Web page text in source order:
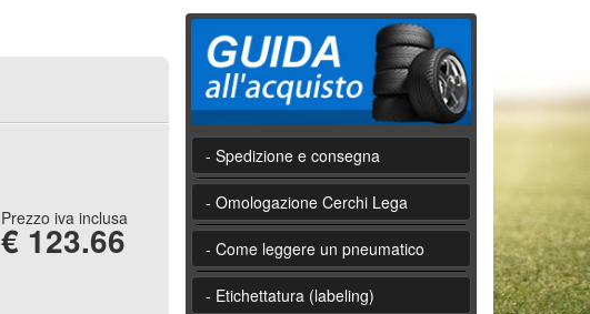
Prezzo iva inclusa
€ 123.66
- Spedizione e consegna
- Omologazione Cerchi Lega
- Come leggere un pneumatico
- Etichettatura (labeling)